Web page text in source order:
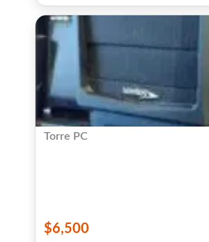
Torre PC
$6,500